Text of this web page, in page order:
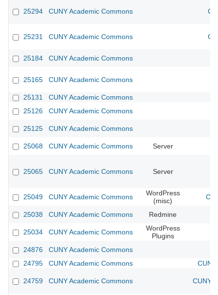
25294 CUNY Academic Commons
25231 CUNY Academic Commons
25184 CUNY Academic Commons
25165 CUNY Academic Commons
25131
CUNY Academic Commons
25126
CUNY Academic Commons
25125 CUNY Academic Commons
25068 CUNY Academic Commons Server
25065 CUNY Academic Commons Server
25049 CUNY Academic Commons
WordPress
(misc)
25038 CUNY Academic Commons Redmine
25034 CUNY Academic Commons
WordPress
Plugins
24876
CUNY Academic Commons
24795
CUNY Academic Commons
24759 CUNY Academic Commons CUNY